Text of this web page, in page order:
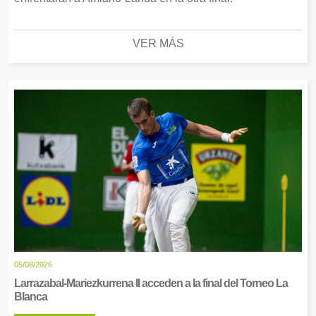
VER MÁS
05/08/2026
Larrazabal-Mariezkurrena II acceden a la final del Torneo La
Blanca